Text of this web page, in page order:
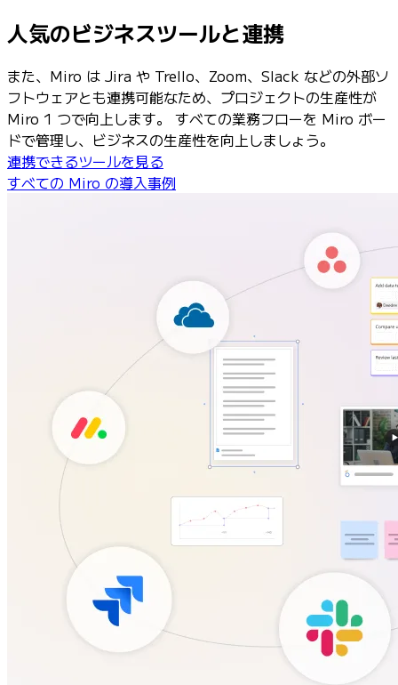
人気のビジネスツールと連携
また、Miro は Jira や Trello、Zoom、Slack などの外部ソ
フトウェアとも連携可能なため、プロジェクトの生産性が
Miro 1 つで向上します。 すべての業務フローを Miro ボー
ドで管理し、ビジネスの生産性を向上しましょう。
連携できるツールを見る
すべての Miro の導入事例